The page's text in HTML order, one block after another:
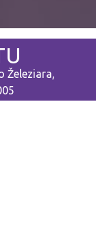
Železiara,